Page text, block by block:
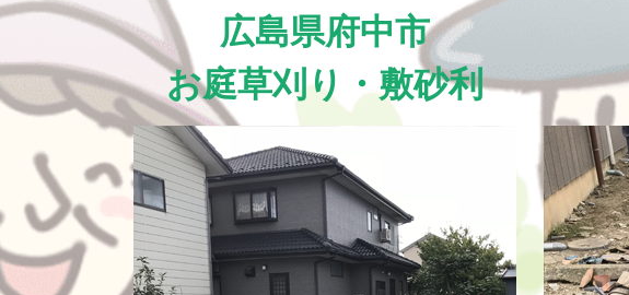
広島県府中市
お庭草刈り・敷砂利